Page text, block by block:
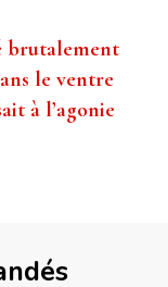
brutalement
le ventre
à l’agonie